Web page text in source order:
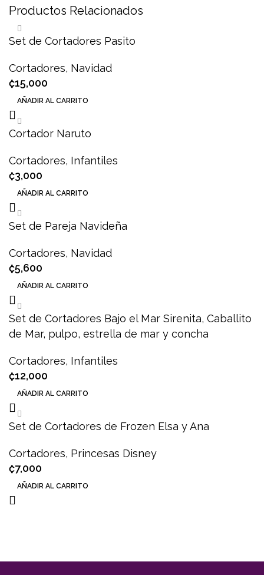
Productos Relacionados
Set de Cortadores Pasito
Cortadores, Navidad
₡15,000
AÑADIR AL CARRITO
Cortador Naruto
Cortadores, Infantiles
₡3,000
AÑADIR AL CARRITO
Set de Pareja Navideña
Cortadores, Navidad
₡5,600
AÑADIR AL CARRITO
Set de Cortadores Bajo el Mar Sirenita, Caballito
de Mar, pulpo, estrella de mar y concha
Cortadores, Infantiles
₡12,000
AÑADIR AL CARRITO
Set de Cortadores de Frozen Elsa y Ana
Cortadores, Princesas Disney
₡7,000
AÑADIR AL CARRITO